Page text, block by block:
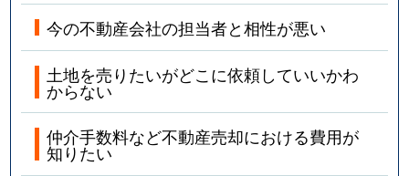
今の不動産会社の担当者と相性が悪い
土地を売りたいがどこに依頼していいかわ
からない
仲介手数料など不動産売却における費用が
知りたい